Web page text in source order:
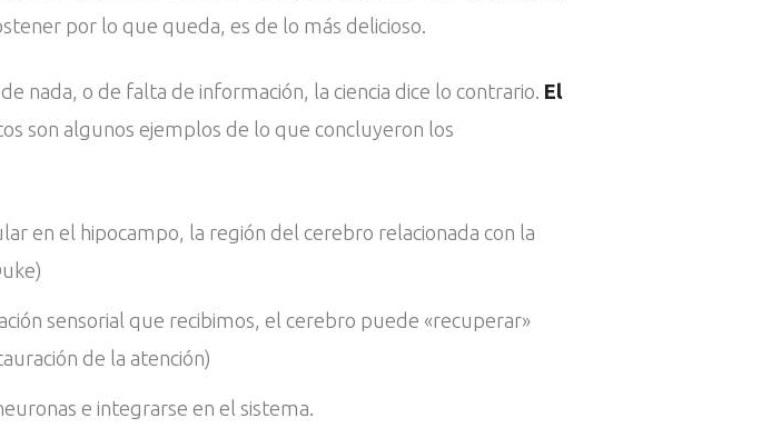
por lo que queda, es de lo más delicioso.
nada, o de falta de información, la ciencia dice lo contrario. El
son algunos ejemplos de lo que concluyeron los
en el hipocampo, la región del cerebro relacionada con la
sensorial que recibimos, el cerebro puede «recuperar»
de la atención)
e integrarse en el sistema.